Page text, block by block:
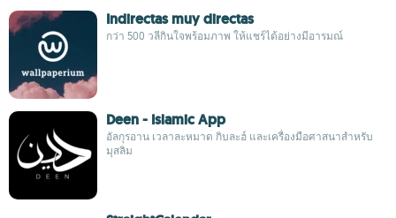
Indirectas muy directas
กว่า 500 วลีกินใจพร้อมภาพ ให้แชร์ได้อย่างมีอารมณ์
Deen - Islamic App
อัลกุรอาน เวลาละหมาด กิบละฮ์ และเครื่องมือศาสนาสำหรับ
มุสลิม